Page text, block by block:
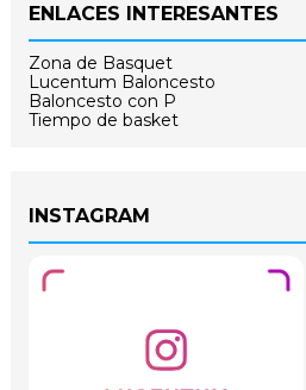
ENLACES INTERESANTES
Zona de Basquet
Lucentum Baloncesto
Baloncesto con P
Tiempo de basket
INSTAGRAM